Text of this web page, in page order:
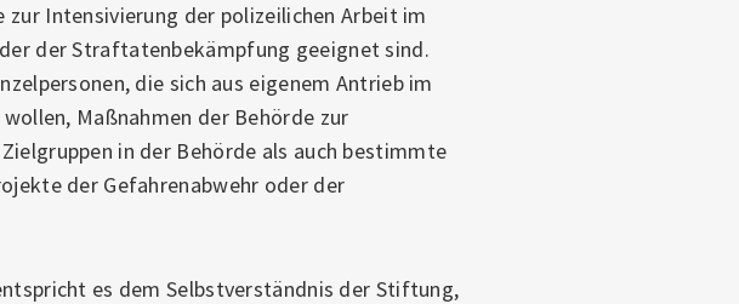
zur Intensivierung der polizeilichen Arbeit im
der Straftatenbekämpfung geeignet sind.
die sich aus eigenem Antrieb im
Maßnahmen der Behörde zur
in der Behörde als auch bestimmte
der Gefahrenabwehr oder der
es dem Selbstverständnis der Stiftung,